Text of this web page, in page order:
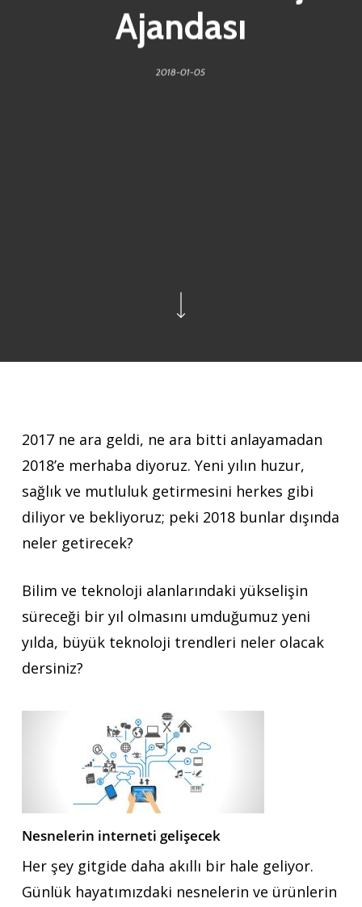
Ajandası
2018-01-05
2017 ne ara geldi, ne ara bitti anlayamadan
2018’e merhaba diyoruz. Yeni yılın huzur,
sağlık ve mutluluk getirmesini herkes gibi
diliyor ve bekliyoruz; peki 2018 bunlar dışında
neler getirecek?
Bilim ve teknoloji alanlarındaki yükselişin
süreceği bir yıl olmasını umduğumuz yeni
yılda, büyük teknoloji trendleri neler olacak
dersiniz?
Nesnelerin interneti gelişecek
Her şey gitgide daha akıllı bir hale geliyor.
Günlük hayatımızdaki nesnelerin ve ürünlerin